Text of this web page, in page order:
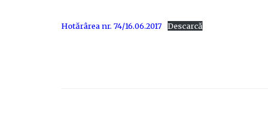
Hotărârea nr. 74/16.06.2017 Descarcă